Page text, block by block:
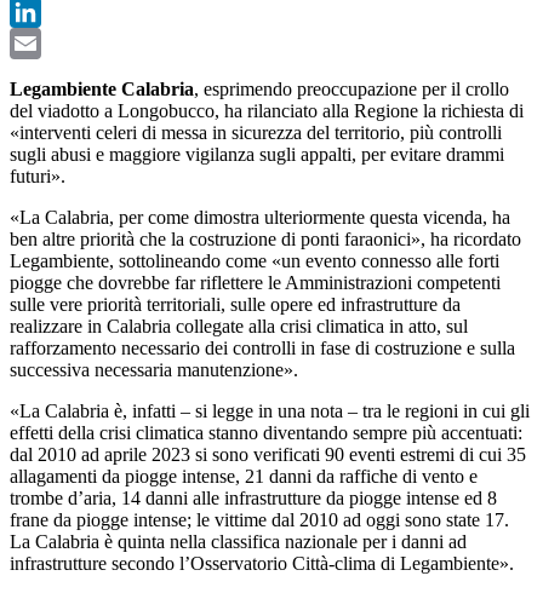
WhatsApp
LinkedIn
Legambiente Calabria, esprimendo preoccupazione per il crollo
del viadotto a Longobucco, ha rilanciato alla Regione la richiesta di
«interventi celeri di messa in sicurezza del territorio, più controlli
sugli abusi e maggiore vigilanza sugli appalti, per evitare drammi
futuri».
«La Calabria, per come dimostra ulteriormente questa vicenda, ha
ben altre priorità che la costruzione di ponti faraonici», ha ricordato
Legambiente, sottolineando come «un evento connesso alle forti
piogge che dovrebbe far riflettere le Amministrazioni competenti
sulle vere priorità territoriali, sulle opere ed infrastrutture da
realizzare in Calabria collegate alla crisi climatica in atto, sul
rafforzamento necessario dei controlli in fase di costruzione e sulla
successiva necessaria manutenzione».
«La Calabria è, infatti – si legge in una nota – tra le regioni in cui gli
effetti della crisi climatica stanno diventando sempre più accentuati:
dal 2010 ad aprile 2023 si sono verificati 90 eventi estremi di cui 35
allagamenti da piogge intense, 21 danni da raffiche di vento e
trombe d’aria, 14 danni alle infrastrutture da piogge intense ed 8
frane da piogge intense; le vittime dal 2010 ad oggi sono state 17.
La Calabria è quinta nella classifica nazionale per i danni ad
infrastrutture secondo l’Osservatorio Città-clima di Legambiente».